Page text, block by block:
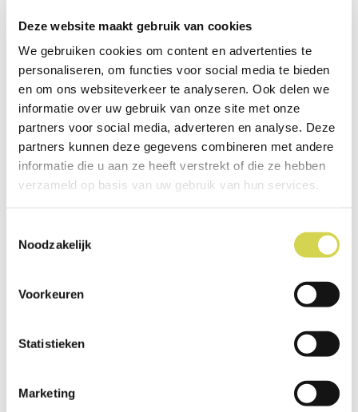
Deze website maakt gebruik van cookies
We gebruiken cookies om content en advertenties te
personaliseren, om functies voor social media te bieden
en om ons websiteverkeer te analyseren. Ook delen we
informatie over uw gebruik van onze site met onze
partners voor social media, adverteren en analyse. Deze
partners kunnen deze gegevens combineren met andere
informatie die u aan ze heeft verstrekt of die ze hebben
verzameld op basis van uw gebruik van hun services.
Noodzakelijk
Voorkeuren
Statistieken
Marketing